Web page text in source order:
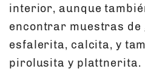
interior, aunque
encontrar muestras de
esfalerita, calcita, y
pirolusita y plattnerita.